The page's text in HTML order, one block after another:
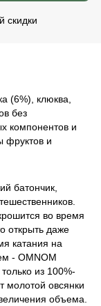
скидки
(6%), клюква,
без
компонентов и
фруктов и
батончик,
во время
открыть даже
катания на
- OMNOM
из 100%-
молотой овсянки
объема.